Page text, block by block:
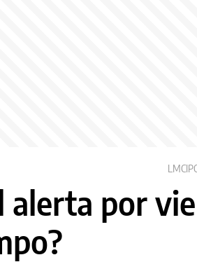
alerta por